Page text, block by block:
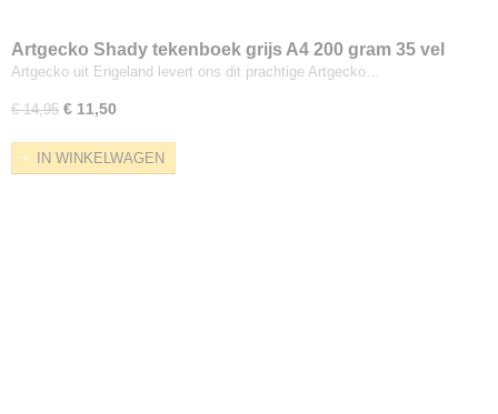
Artgecko Shady tekenboek grijs A4 200 gram 35 vel
Artgecko uit Engeland levert ons dit prachtige Artgecko…
€ 14,95 € 11,50
IN WINKELWAGEN